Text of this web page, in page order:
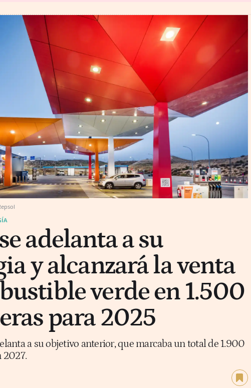
adelanta a su
y alcanzará la venta
verde en 1.500
para 2025
a su objetivo anterior, que marcaba un total de 1.900
2027.